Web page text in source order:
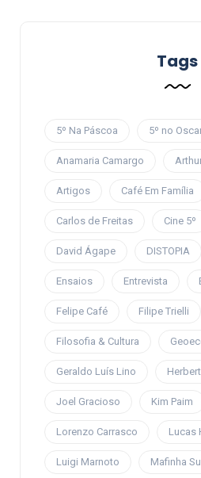
Tags
5º Na Páscoa 5º no
Anamaria Camargo
Artigos Café Em Família
Carlos de Freitas Cine 5º
David Ágape DISTOPIA
Ensaios Entrevista
Felipe Café Filipe Trielli
Filosofia & Cultura
Geraldo Luís Lino
Joel Gracioso Kim Paim
Lorenzo Carrasco Lucas
Luigi Marnoto Mafinha